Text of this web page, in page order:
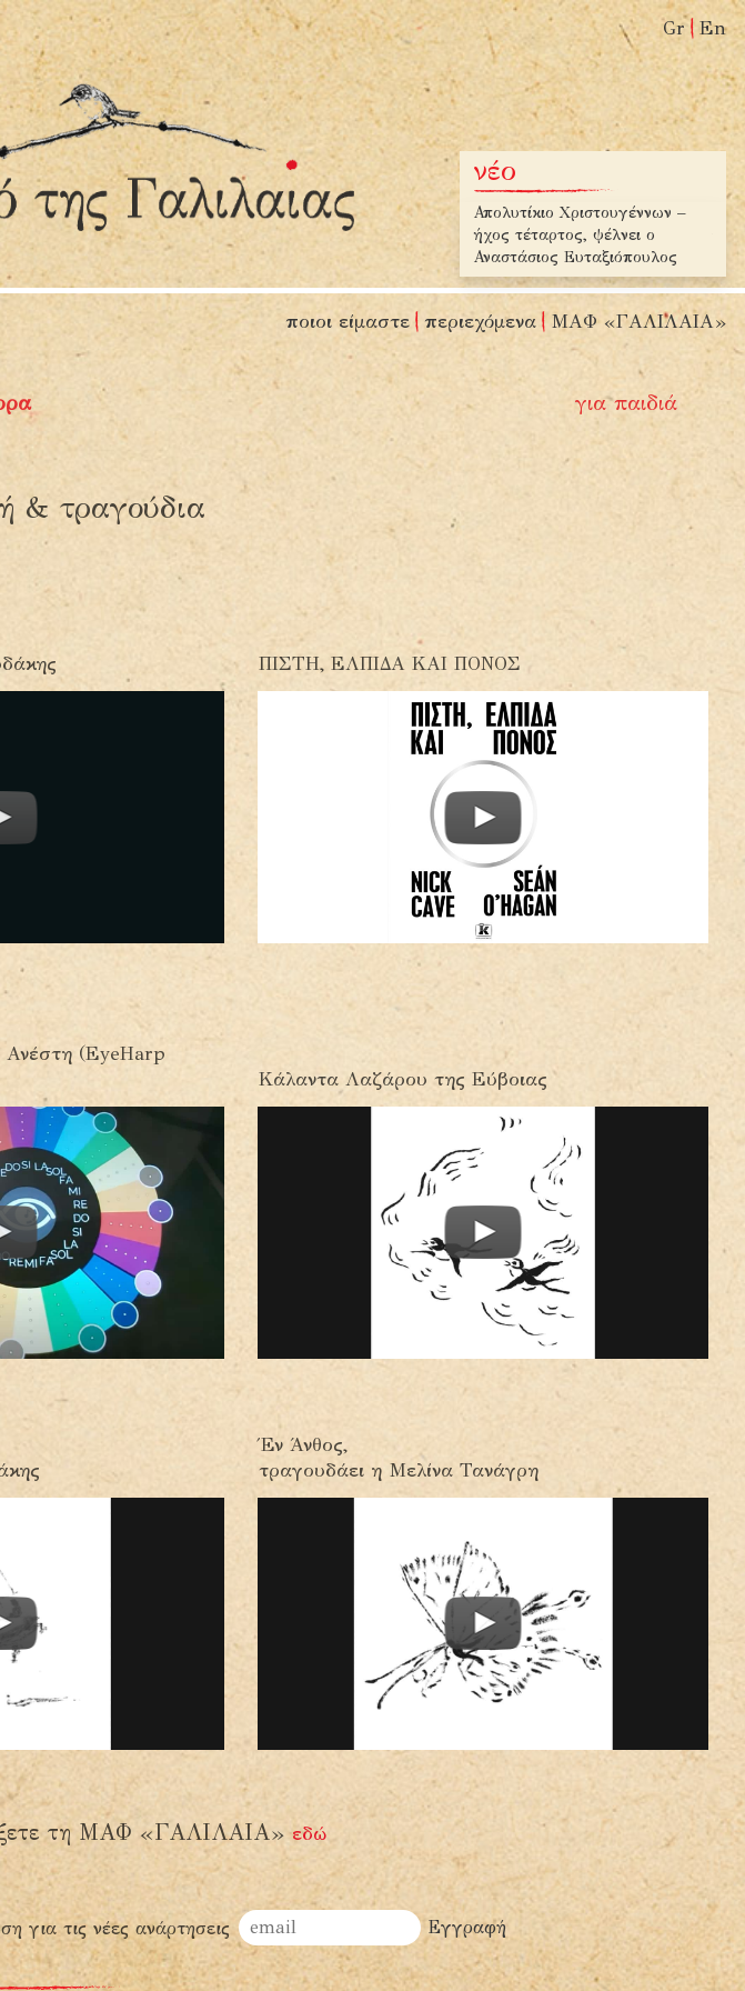
Gr En
νέο
χειροποίητα βιβλία του
Υοΐτωφ
Απολυτίκιο Χριστουγέννων –
ήχος τέταρτος, ψέλνει ο
Αναστάσιος Ευταξιόπουλος
Τέσσερις έφηβοι ανακαλύπτουν
την ποίηση T. S. Eliot
ποιοι είμαστε περιεχόμενα ΜΑΦ «ΓΑΛΙΛΑΙΑ»
για παιδιά
& τραγούδια
ΠΙΣΤΗ, ΕΛΠΙΔΑ ΚΑΙ ΠΟΝΟΣ
Ανέστη (EyeHarp
Κάλαντα Λαζάρου της Εύβοιας
Έν Άνθος,
τραγουδάει η Μελίνα Τανάγρη
τη ΜΑΦ «ΓΑΛΙΛΑΙΑ»εδώ
για τις νέες ανάρτησεις